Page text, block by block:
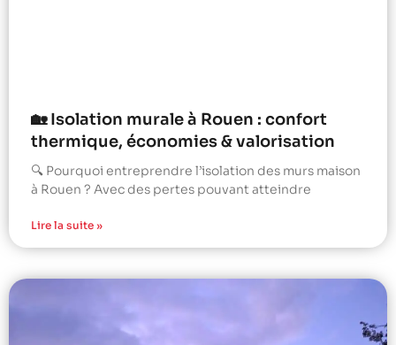
🏡 Isolation murale à Rouen : confort
thermique, économies & valorisation
🔍 Pourquoi entreprendre l’isolation des murs maison
à Rouen ? Avec des pertes pouvant atteindre
Lire la suite »